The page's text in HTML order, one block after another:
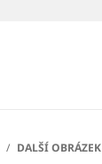
DALŠÍ OBRÁZEK